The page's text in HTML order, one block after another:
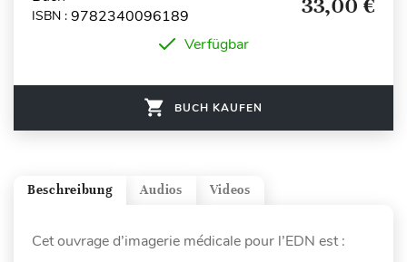
ISBN : 9782340096189 33,00 €
Verfügbar
BUCH KAUFEN
Videos
Audios
Beschreibung
Cet ouvrage d’imagerie médicale pour l’EDN est :